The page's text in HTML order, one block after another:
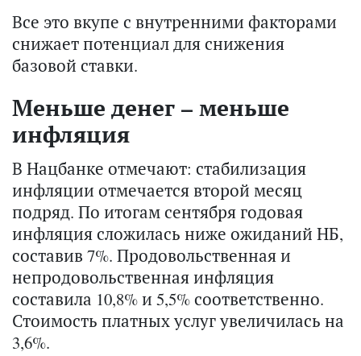
Все это вкупе с внутренними факторами
снижает потенциал для снижения
базовой ставки.
Меньше денег – меньше
инфляция
В Нацбанке отмечают: стабилизация
инфляции отмечается второй месяц
подряд. По итогам сентября годовая
инфляция сложилась ниже ожиданий НБ,
составив 7%. Продовольственная и
непродовольственная инфляция
составила 10,8% и 5,5% соответственно.
Стоимость платных услуг увеличилась на
3,6%.